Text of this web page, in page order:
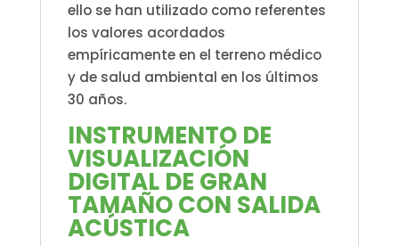
ello se han utilizado como referentes
los valores acordados
empíricamente en el terreno médico
y de salud ambiental en los últimos
30 años.
INSTRUMENTO DE
VISUALIZACIÓN
DIGITAL DE GRAN
TAMAÑO CON SALIDA
ACÚSTICA